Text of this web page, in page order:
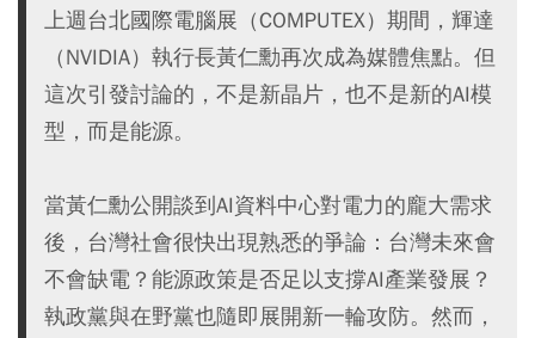
上週台北國際電腦展（COMPUTEX）期間，輝達
（NVIDIA）執行長黃仁勳再次成為媒體焦點。但
這次引發討論的，不是新晶片，也不是新的AI模
型，而是能源。
當黃仁勳公開談到AI資料中心對電力的龐大需求
後，台灣社會很快出現熟悉的爭論：台灣未來會
不會缺電？能源政策是否足以支撐AI產業發展？
執政黨與在野黨也隨即展開新一輪攻防。然而，